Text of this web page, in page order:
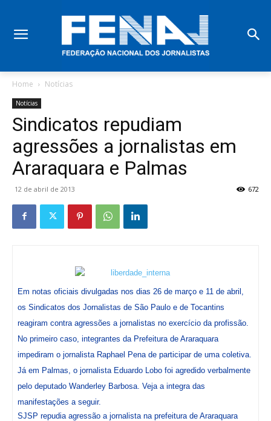
Home Notícias
Notícias
Sindicatos repudiam
agressões a jornalistas em
Araraquara e Palmas
12 de abril de 2013 672
Em notas oficiais divulgadas nos dias 26 de março e 11 de abril,
os Sindicatos dos Jornalistas de São Paulo e de Tocantins
reagiram contra agressões a jornalistas no exercício da profissão.
No primeiro caso, integrantes da Prefeitura de Araraquara
impediram o jornalista Raphael Pena de participar de uma coletiva.
Já em Palmas, o jornalista Eduardo Lobo foi agredido verbalmente
pelo deputado Wanderley Barbosa. Veja a integra das
manifestações a seguir.
SJSP repudia agressão a jornalista na prefeitura de Araraquara